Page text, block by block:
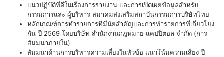
แนวปฏิบัติที่ดีในเรื่องการรายงาน และการเปิดเผยข้อมูลสำหรับ
กรรมการและ ผู้บริหาร สมาคมส่งเสริมสถาบันกรรมการบริษัทไทย
หลักเกณฑ์การทำรายการที่มีนัยสำคัญและการทำรายการที่เกี่ยวโยง
กัน ปี 2569 โดยบริษัท สำนักงานกฎหมาย แคปปิตอล จำกัด (การ
สัมมนาภายใน)
สัมมนาด้านการบริหารความเสี่ยงในหัวข้อ แนวโน้มความเสี่ยง ปี